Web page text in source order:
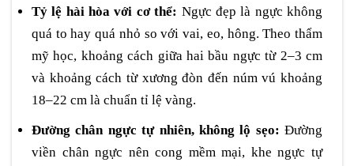
Tỷ lệ hài hòa với cơ thể: Ngực đẹp là ngực không
quá to hay quá nhỏ so với vai, eo, hông. Theo thẩm
mỹ học, khoảng cách giữa hai bầu ngực từ 2–3 cm
và khoảng cách từ xương đòn đến núm vú khoảng
18–22 cm là chuẩn tỉ lệ vàng.
Đường chân ngực tự nhiên, không lộ sẹo: Đường
viền chân ngực nên cong mềm mại, khe ngực tự